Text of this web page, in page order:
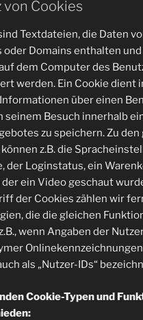
von Cookies
Textdateien, die Daten
oder Domains enthalten
dem Computer des
werden. Ein Cookie dient
über einen
seinem Besuch innerhalb
zu speichern. Zu
z.B. die
der Loginstatus, ein
der ein Video geschaut
der Cookies zählen wir
die die gleichen
wenn Angaben der
als „Nutzer-IDs“
Cookie-Typen und